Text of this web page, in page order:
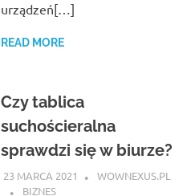
urządzeń[…]
READ MORE
Czy tablica
suchościeralna
sprawdzi się w biurze?
23 MARCA 2021
WOWNEXUS.PL
BIZNES